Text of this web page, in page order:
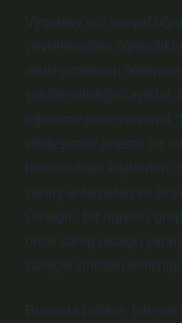
Vygotsky’nin sosyal
çevrelerinden
etkileşimlerinin öğrenme
şekillendirdiğini açıklar.
öğrenme deneyimlerini
etkileşimler önemli bir
bulundukları kişilerden,
yanlış anlamaları ve
Örneğin, bir öğrenci grup
önce sahip olduğu
süreçte zihinsel
Bununla birlikte, bilişsel